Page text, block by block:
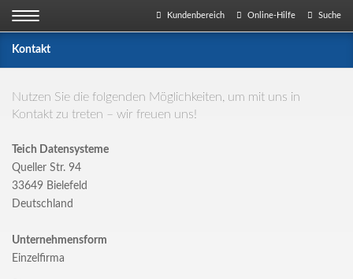
Kundenbereich Online-Hilfe Suche
Kontakt
Nutzen Sie die folgenden Möglichkeiten, um mit uns in
Kontakt zu treten – wir freuen uns!
Teich Datensysteme
Queller Str. 94
33649 Bielefeld
Deutschland
Unternehmensform
Einzelfirma